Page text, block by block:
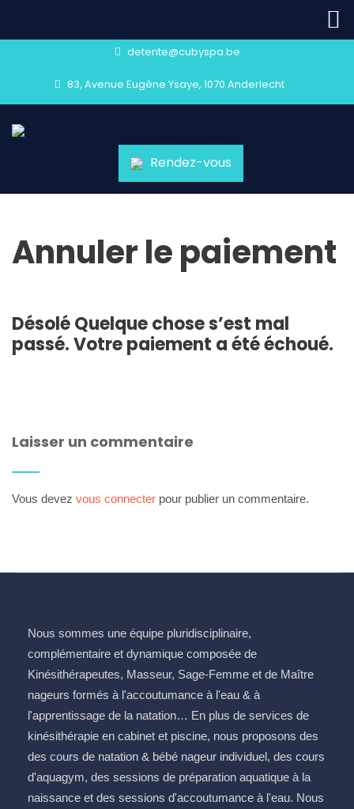
detente@cubyspa.be
83, Avenue Eugène Ysaye, 1070 Anderlecht
Rendez-vous
Annuler le paiement
Désolé Quelque chose s’est mal
passé. Votre paiement a été échoué.
Laisser un commentaire
Vous devez vous connecter pour publier un commentaire.
Nous sommes une équipe pluridisciplinaire,
complémentaire et dynamique composée de
Kinésithérapeutes, Masseur, Sage-Femme et de Maître
nageurs formés à l'accoutumance à l'eau & à
l'apprentissage de la natation… En plus de services de
kinésithérapie en cabinet et piscine, nous proposons des
des cours de natation & bébé nageur individuel, des cours
d'aquagym, des sessions de préparation aquatique à la
naissance et des sessions d'accoutumance à l'eau. Nous